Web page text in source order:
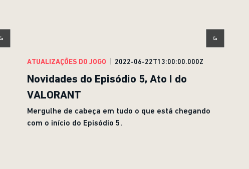
ATUALIZAÇÕES DO JOGO 2022-06-22T13:00:00.000Z
Novidades do Episódio 5, Ato I do
VALORANT
Mergulhe de cabeça em tudo o que está chegando
com o início do Episódio 5.